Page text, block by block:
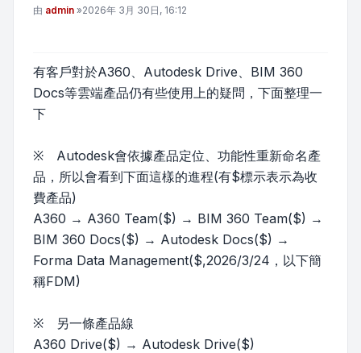
文章
由 admin »2026年 3月 30日, 16:12
有客戶對於A360、Autodesk Drive、BIM 360
Docs等雲端產品仍有些使用上的疑問，下面整理一
下
※ Autodesk會依據產品定位、功能性重新命名產
品，所以會看到下面這樣的進程(有$標示表示為收
費產品)
A360 → A360 Team($) → BIM 360 Team($) →
BIM 360 Docs($) → Autodesk Docs($) →
Forma Data Management($,2026/3/24，以下簡
稱FDM)
※ 另一條產品線
A360 Drive($) → Autodesk Drive($)